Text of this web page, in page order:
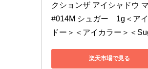
クションザ アイシャドウ
#014M シュガー　1g＜ア
ドー＞＜アイカラー＞＜
楽天市場で見る